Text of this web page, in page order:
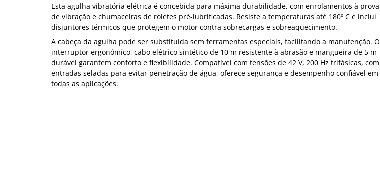
Esta agulha vibratória elétrica é concebida para máxima durabilidade, com enrolamentos à prova
de vibração e chumaceiras de roletes pré-lubrificadas. Resiste a temperaturas até 180º C e inclui
disjuntores térmicos que protegem o motor contra sobrecargas e sobreaquecimento.
A cabeça da agulha pode ser substituída sem ferramentas especiais, facilitando a manutenção. O
interruptor ergonómico, cabo elétrico sintético de 10 m resistente à abrasão e mangueira de 5 m
durável garantem conforto e flexibilidade. Compatível com tensões de 42 V, 200 Hz trifásicas, com
entradas seladas para evitar penetração de água, oferece segurança e desempenho confiável em
todas as aplicações.